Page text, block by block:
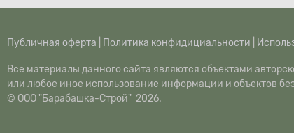
Публичная оферта Политика конфидициальности
Все материалы данного сайта являются объектами
или любое иное использование информации и объектов
© ООО "Барабашка-Строй" 2026.